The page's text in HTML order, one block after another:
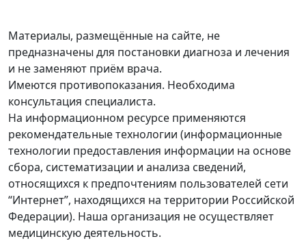
Материалы, размещённые на сайте, не
предназначены для постановки диагноза и лечения
и не заменяют приём врача.
Имеются противопоказания. Необходима
консультация специалиста.
На информационном ресурсе применяются
рекомендательные технологии (информационные
технологии предоставления информации на основе
сбора, систематизации и анализа сведений,
относящихся к предпочтениям пользователей сети
“Интернет”, находящихся на территории Российской
Федерации). Наша организация не осуществляет
медицинскую деятельность.